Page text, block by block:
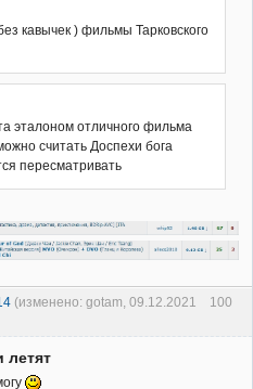
кавычек ) фильмы Тарковского
эталоном отличного фильма
считать Доспехи бога
пересматривать
100
(изменено: gotam, 09.12.2021
летят